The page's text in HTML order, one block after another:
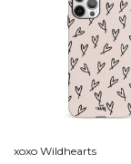
xoxo Wildhearts